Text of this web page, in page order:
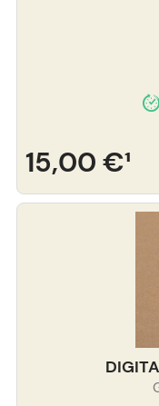
15,00 €¹